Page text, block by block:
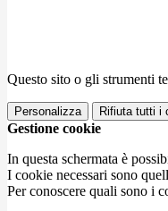
Questo sito o gli strumenti
Personalizza Rifiuta tutti i
Gestione cookie
In questa schermata è
I cookie necessari sono
Per conoscere quali sono i